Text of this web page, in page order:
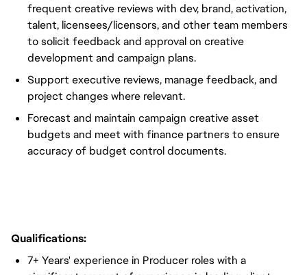
frequent creative reviews with dev, brand, activation,
talent, licensees/licensors, and other team members
to solicit feedback and approval on creative
development and campaign plans.
Support executive reviews, manage feedback, and
project changes where relevant.
Forecast and maintain campaign creative asset
budgets and meet with finance partners to ensure
accuracy of budget control documents.
Qualifications:
7+ Years' experience in Producer roles with a